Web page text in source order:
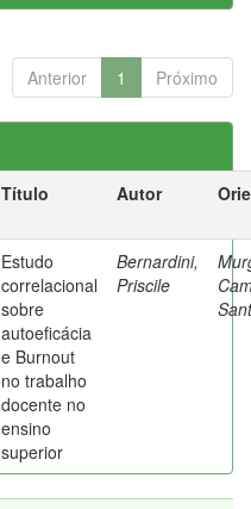
Anterior 1 Próximo
Título Autor
Estudo
correlacional
sobre
autoeficácia
e Burnout
no trabalho
docente no
ensino
superior
Bernardini,
Priscile